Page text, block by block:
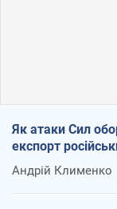
Як атаки Сил
експорт
Андрій Клименко